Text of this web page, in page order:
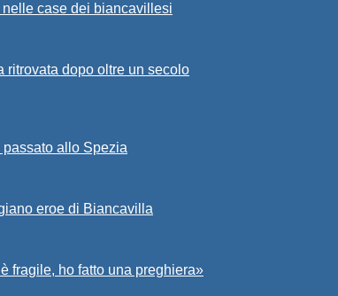
nelle case dei biancavillesi
ritrovata dopo oltre un secolo
allo Spezia
eroe di Biancavilla
fragile, ho fatto una preghiera»